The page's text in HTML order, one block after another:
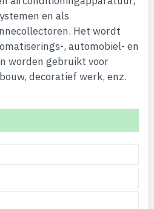
en als
Het wordt
, automobiel- en
worden gebruikt voor
decoratief werk, enz.